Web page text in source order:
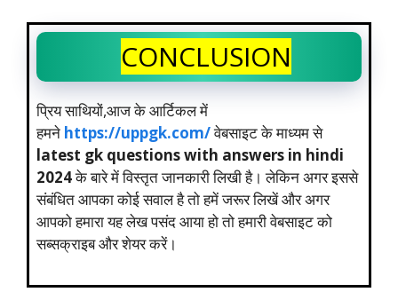
CONCLUSION
प्रिय साथियों,आज के आर्टिकल में
हमने https://uppgk.com/वेबसाइट के माध्यम से
latest gk questions with answers in hindi
2024के बारे में विस्तृत जानकारी लिखी है। लेकिन अगर इससे
संबंधित आपका कोई सवाल है तो हमें जरूर लिखें और अगर
आपको हमारा यह लेख पसंद आया हो तो हमारी वेबसाइट को
सब्सक्राइब और शेयर करें।